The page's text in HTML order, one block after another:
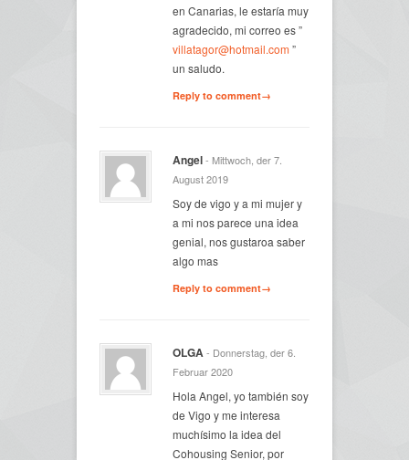
en Canarias, le estaría muy
agradecido, mi correo es ”
villatagor@hotmail.com”
un saludo.
Reply to comment→
Angel- Mittwoch, der 7.
August 2019
Soy de vigo y a mi mujer y
a mi nos parece una idea
genial, nos gustaroa saber
algo mas
Reply to comment→
OLGA- Donnerstag, der 6.
Februar 2020
Hola Angel, yo también soy
de Vigo y me interesa
muchísimo la idea del
Cohousing Senior, por